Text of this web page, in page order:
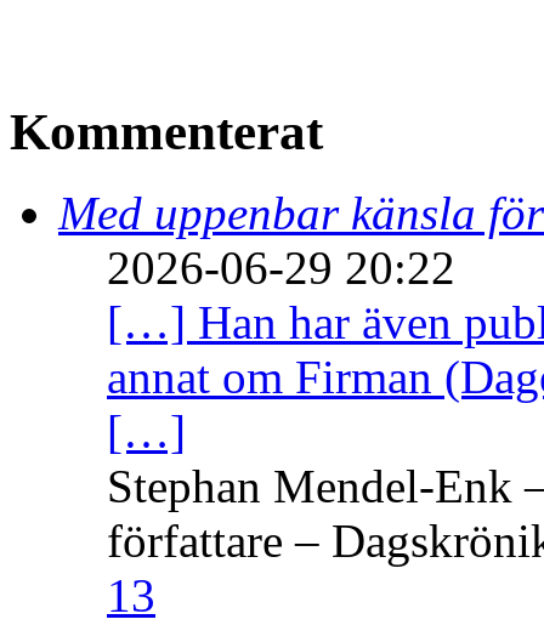
Kommenterat
Med uppenbar känsla
2026-06-29 20:22
[…] Han har även
annat om Firman
[…]
Stephan Mendel-Enk
författare –
13